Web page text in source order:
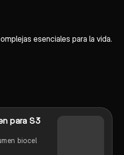
esenciales para la vida.
para S3
biocel